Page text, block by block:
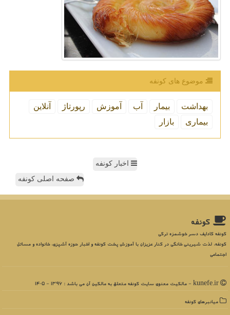
موضوع های كونفه
بهداشت بیمار آب آموزش رپورتاژ
آنلاین
بیماری
بازار
اخبار کونفه
صفحه اصلی کونفه
كونفه
کونفه کادایف دسر خوشمزه ترکی
کونفه، لذت شیرینی خانگی در کنار عزیزان با آموزش پخت کونفه و اخبار حوزه آشپزی، خانواده و مسائل
اجتماعی
میانبرهای كونفه